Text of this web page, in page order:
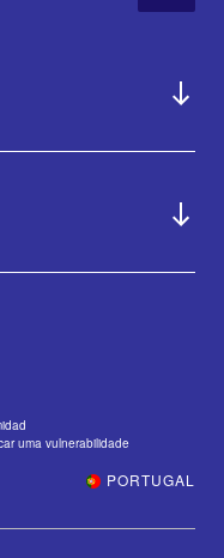
uma vulnerabilidade
PORTUGAL